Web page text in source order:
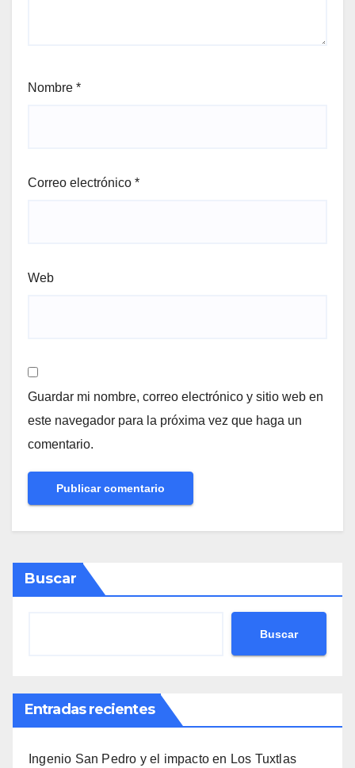
Nombre *
Correo electrónico *
Web
Guardar mi nombre, correo electrónico y sitio web en
este navegador para la próxima vez que haga un
comentario.
Buscar
Buscar
Entradas recientes
Ingenio San Pedro y el impacto en Los Tuxtlas